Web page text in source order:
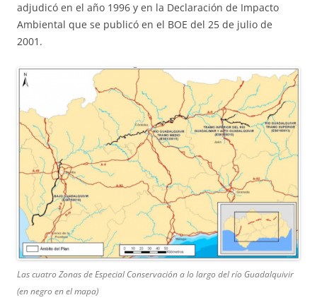
adjudicó en el año 1996 y en la Declaración de Impacto
Ambiental que se publicó en el BOE del 25 de julio de
2001.
Las cuatro Zonas de Especial Conservación a lo largo del río Guadalquivir
(en negro en el mapa)